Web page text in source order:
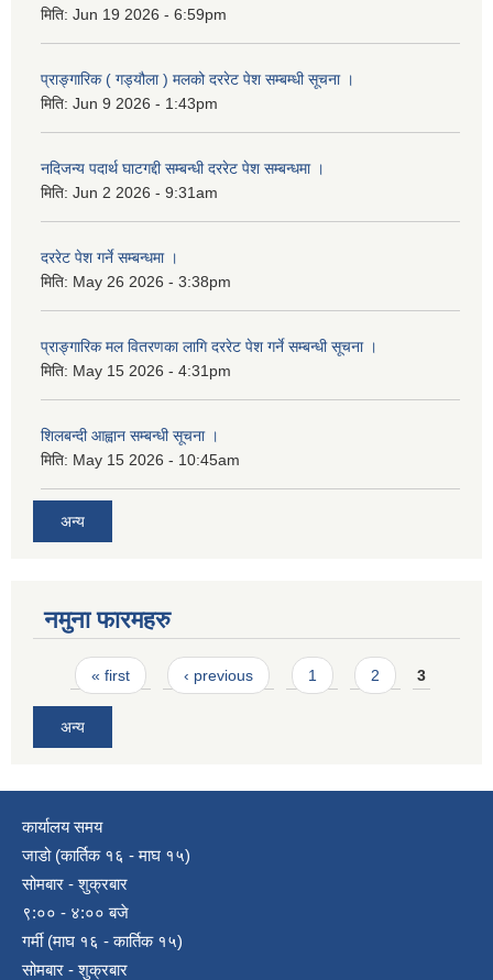
मिति: Jun 19 2026 - 6:59pm
प्राङ्गारिक ( गड्यौला ) मलको दररेट पेश सम्बम्धी सूचना ।
मिति: Jun 9 2026 - 1:43pm
नदिजन्य पदार्थ घाटगद्दी सम्बन्धी दररेट पेश सम्बन्धमा ।
मिति: Jun 2 2026 - 9:31am
दररेट पेश गर्ने सम्बन्धमा ।
मिति: May 26 2026 - 3:38pm
प्राङ्गारिक मल वितरणका लागि दररेट पेश गर्ने सम्बन्धी सूचना ।
मिति: May 15 2026 - 4:31pm
शिलबन्दी आह्वान सम्बन्धी सूचना ।
मिति: May 15 2026 - 10:45am
अन्य
नमुना फारमहरु
Pages
« first ‹ previous 1 2 3
अन्य
कार्यालय समय
जाडो (कार्तिक १६ - माघ १५)
सोमबार - शुक्रबार
९:०० - ४:०० बजे
गर्मी (माघ १६ - कार्तिक १५)
सोमबार - शुक्रबार